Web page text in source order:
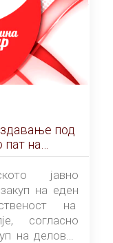
под
пат на
јавно
на еден
на
согласно
на деловен